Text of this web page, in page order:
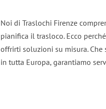
Noi di Traslochi Firenze
pianifica il trasloco. Ecco
offrirti soluzioni su misura.
in tutta Europa, garantiamo